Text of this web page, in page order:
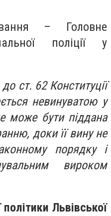
– Головне
поліції у
ст. 62 Конституції
невинуватою у
може бути піддана
доки її вину не
порядку і
вироком
політики Львівської